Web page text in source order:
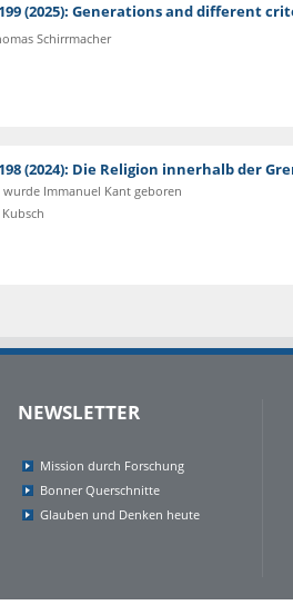
199 (2025): Generations and different
Schirrmacher
198 (2024): Die Religion innerhalb der
wurde Immanuel Kant geboren
NEWSLETTER
Mission durch Forschung
Bonner Querschnitte
Glauben und Denken heute